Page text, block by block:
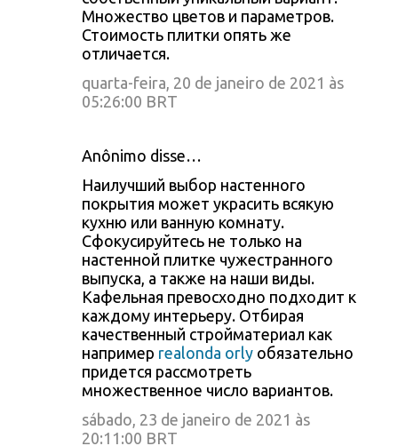
Множество цветов и параметров.
Стоимость плитки опять же
отличается.
quarta-feira, 20 de janeiro de 2021 às
05:26:00 BRT
Anônimo disse…
Наилучший выбор настенного
покрытия может украсить всякую
кухню или ванную комнату.
Сфокусируйтесь не только на
настенной плитке чужестранного
выпуска, а также на наши виды.
Кафельная превосходно подходит к
каждому интерьеру. Отбирая
качественный стройматериал как
например realonda orly обязательно
придется рассмотреть
множественное число вариантов.
sábado, 23 de janeiro de 2021 às
20:11:00 BRT